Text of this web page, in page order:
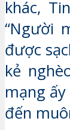
khác,
“Người
được
kẻ
mạng
đến